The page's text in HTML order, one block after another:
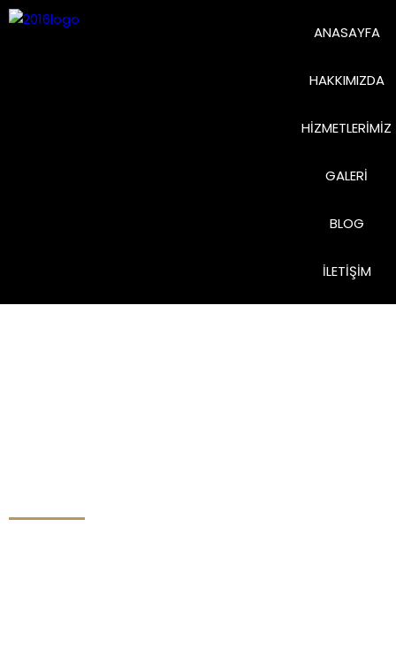
ANASAYFA
HAKKIMIZDA
HIZMETLERIMIZ
GALERI
BLOG
İLETIŞIM